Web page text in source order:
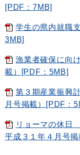
[PDF：7MB]
学生の県内就職
3MB]
漁業者確保に向
載）[PDF：5MB]
第３期産業振興
月号掲載）[PDF：
リョーマの休日
平成３１年４月号